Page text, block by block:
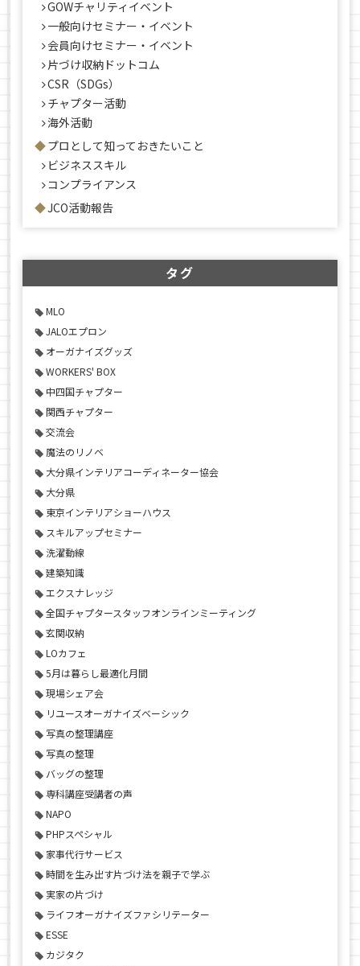
GOWチャリティイベント
一般向けセミナー・イベント
会員向けセミナー・イベント
片づけ収納ドットコム
CSR（SDGs）
チャプター活動
海外活動
プロとして知っておきたいこと
ビジネススキル
コンプライアンス
JCO活動報告
タグ
MLO
JALOエプロン
オーガナイズグッズ
WORKERS' BOX
中四国チャプター
関西チャプター
交流会
魔法のリノベ
大分県インテリアコーディネーター協会
大分県
東京インテリアショーハウス
スキルアップセミナー
洗濯動線
建築知識
エクスナレッジ
全国チャプタースタッフオンラインミーティング
玄関収納
LOカフェ
5月は暮らし最適化月間
現場シェア会
リユースオーガナイズベーシック
写真の整理講座
写真の整理
バッグの整理
専科講座受講者の声
NAPO
PHPスペシャル
家事代行サービス
時間を生み出す片づけ法を親子で学ぶ
実家の片づけ
ライフオーガナイズファシリテーター
ESSE
カジタク